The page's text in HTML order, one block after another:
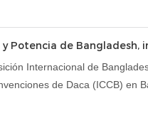
y Potencia de
Internacional de
de Daca (ICCB) en